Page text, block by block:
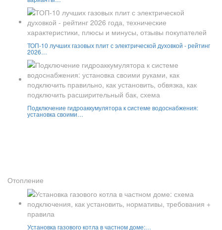
ТОП-10 лучших газовых плит с электрической духовкой - рейтинг
2026…
Подключение гидроаккумулятора к системе водоснабжения:
установка своими…
Отопление
Установка газового котла в частном доме:…